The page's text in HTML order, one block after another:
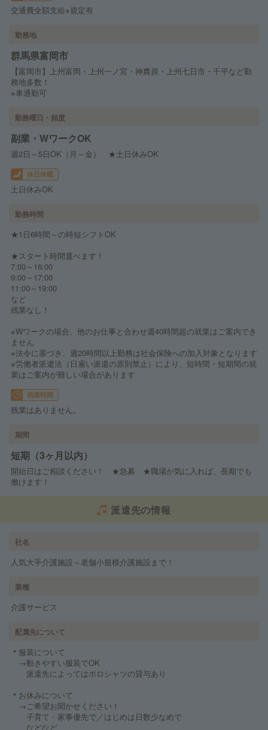
交通費全額支給※規定有
勤務地
群馬県富岡市
【富岡市】上州富岡・上州一ノ宮・神農原・上州七日市・千平など勤
務地多数！
※車通勤可
勤務曜日・頻度
副業・WワークOK
週2日～5日OK（月～金） ★土日休みOK
休日休暇
土日休みOK
勤務時間
★1日6時間～の時短シフトOK
★スタート時間選べます！
7:00～16:00
9:00～17:00
11:00～19:00
など
残業なし！
※Wワークの場合、他のお仕事と合わせ週40時間超の就業はご案内でき
ません
※法令に基づき、週20時間以上勤務は社会保険への加入対象となります
※労働者派遣法（日雇い派遣の原則禁止）により、短時間・短期間の就
業はご案内が難しい場合があります
残業時間
残業はありません。
期間
短期（3ヶ月以内）
開始日はご相談ください！ ★急募 ★職場が気に入れば、長期でも
働けます！
派遣先の情報
社名
人気大手介護施設～老舗小規模介護施設まで！
業種
介護サービス
配属先について
＊服装について
→動きやすい服装でOK
派遣先によってはポロシャツの貸与あり
＊お休みについて
→ご希望お聞かせください！
子育て・家事優先で／はじめは日数少なめで
などなど